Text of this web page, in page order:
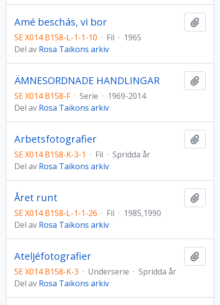
Amé beschás, vi bor
SE X014 B158-L-1-1-10 · Fil · 1965
Del av Rosa Taikons arkiv
ÄMNESORDNADE HANDLINGAR
SE X014 B158-F · Serie · 1969-2014
Del av Rosa Taikons arkiv
Arbetsfotografier
SE X014 B158-K-3-1 · Fil · Spridda år
Del av Rosa Taikons arkiv
Året runt
SE X014 B158-L-1-1-26 · Fil · 1985,1990
Del av Rosa Taikons arkiv
Ateljéfotografier
SE X014 B158-K-3 · Underserie · Spridda år
Del av Rosa Taikons arkiv